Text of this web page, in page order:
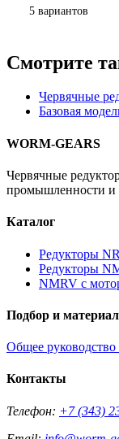
5 вариантов
Смотрите
Червячные
Базовая
WORM-GEARS
Червячные
промышленности и
Каталог
Редукторы
Редукторы
NMRV с
Подбор и
Общее
Контакты
Телефон: +7 (343)